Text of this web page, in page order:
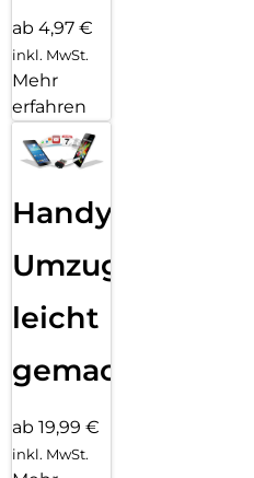
ab 4,97 €
inkl. MwSt.
Mehr
erfahren
Handy
Umzug
leicht
gemacht!
ab 19,99 €
inkl. MwSt.